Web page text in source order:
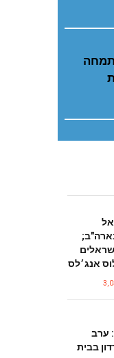
אנג׳לס
ערב
בבית